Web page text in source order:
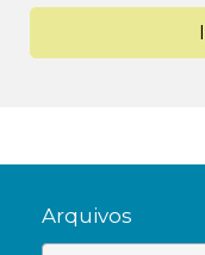
Arquivos